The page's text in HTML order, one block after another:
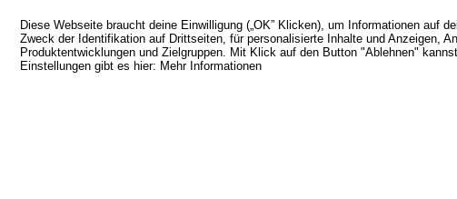
Diese Webseite braucht deine Einwilligung („OK” Klicken), um Informationen auf
Zweck der Identifikation auf Drittseiten, für personalisierte Inhalte und Anzeigen,
Produktentwicklungen und Zielgruppen. Mit Klick auf den Button "Ablehnen"
Einstellungen gibt es hier: Mehr Informationen